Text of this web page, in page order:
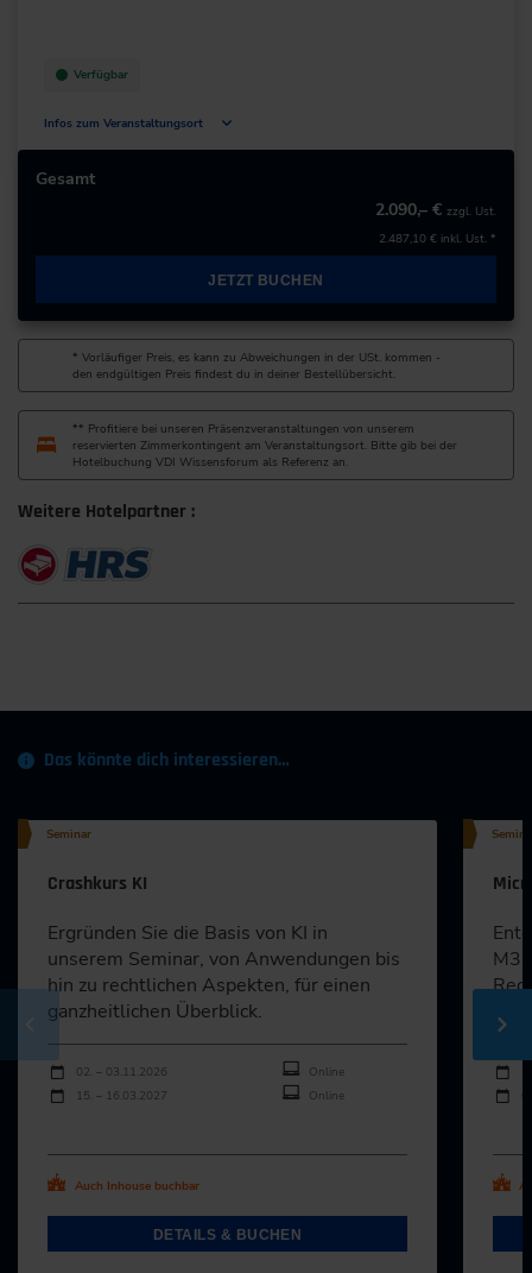
Verfügbar
Infos zum Veranstaltungsort
Am Friedensplatz 1
68165 Mannheim
+49 621/97670-0
Gesamt
2.090,– € zzgl. Ust.
2.487,10 € inkl. Ust. *
JETZT BUCHEN
* Vorläufiger Preis, es kann zu Abweichungen in der USt. kommen -
den endgültigen Preis findest du in deiner Bestellübersicht.
** Profitiere bei unseren Präsenzveranstaltungen von unserem
reservierten Zimmerkontingent am Veranstaltungsort. Bitte gib bei der
Hotelbuchung VDI Wissensforum als Referenz an.
Weitere Hotelpartner :
Das könnte dich interessieren…
Seminar
Crashkurs KI
Ergründen Sie die Basis von KI in
unserem Seminar, von Anwendungen bis
hin zu rechtlichen Aspekten, für einen
ganzheitlichen Überblick.
Durchführungen
Veranstaltungsdatum
02. – 03.11.2026
Online
15. – 16.03.2027
Online
Auch Inhouse buchbar
DETAILS & BUCHEN